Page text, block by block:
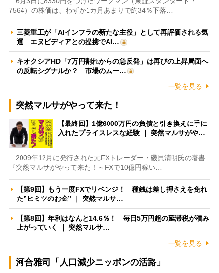
7564）の株価は、わずか1カ月あまりで約34％下落…
三菱重工が「AIインフラの新たな主役」として再評価される気
運 エヌビディアとの提携でAI…
キオクシアHD「7万円割れからの急反発」は再びの上昇局面へ
の反転シグナルか？ 市場のムー…
一覧を見る
突然マルサがやって来た！
【最終回】1億6000万円の負債と引き換えに手に
入れたプライスレスな経験 ｜ 突然マルサがや…
2009年12月に発行された元FXトレーダー・磯貝清明氏の著書
『突然マルサがやって来た！～FXで10億円稼い…
【第9回】もう一度FXでリベンジ！ 種銭は差し押さえを免れ
た”ヒミツのお金” ｜ 突然マルサ…
【第8回】年利はなんと14.6％！ 毎日5万円超の延滞税が積み
上がっていく ｜ 突然マルサ…
一覧を見る
河合雅司「人口減少ニッポンの活路」